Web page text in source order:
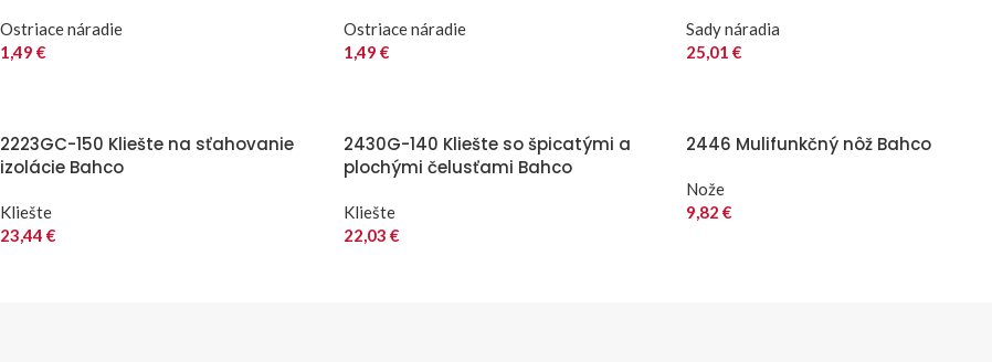
Ostriace náradie
1,49 €
Ostriace náradie
1,49 €
Sady náradia
25,01 €
2223GC-150 Kliešte na sťahovanie
izolácie Bahco
Kliešte
23,44 €
2430G-140 Kliešte so špicatými a
plochými čelusťami Bahco
Kliešte
22,03 €
2446 Mulifunkčný nôž Bahco
Nože
9,82 €